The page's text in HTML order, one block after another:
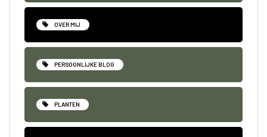
OVER MIJ
PERSOONLIJKE BLOG
PLANTEN